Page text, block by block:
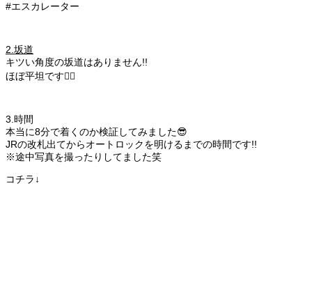
#エスカレーター
2.坂道
キツい角度の坂道はありません!!
ほぼ平坦です🚶‍♀️
3.時間
本当に8分で着くのか検証してみました😎
JRの改札出てからオートロックを明けるまでの時間です!!
※途中写真を撮ったりしてました笑
コチラ↓